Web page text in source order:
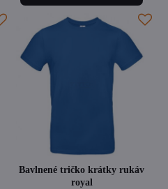
Bavlnené tričko krátky rukáv
royal